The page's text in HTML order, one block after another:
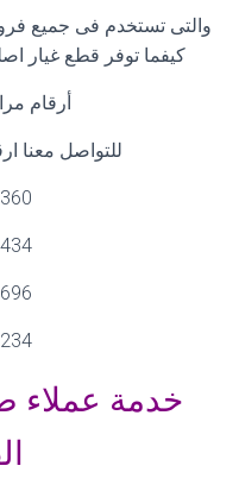
والتى تستخدم فى جميع
كيفما توفر قطع غيار
أرقام
للتواصل معنا
خدمة عملاء